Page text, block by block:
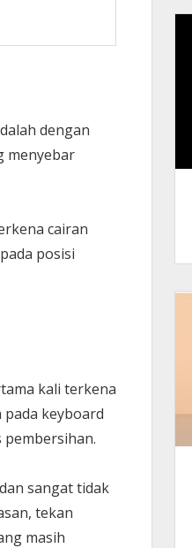
dengan
menyebar
cairan
posisi
kali terkena
keyboard
sangat tidak
tekan
masih